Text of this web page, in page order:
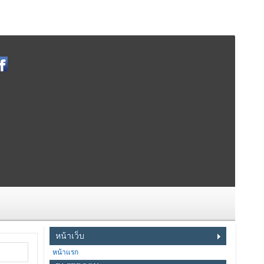
หน้าเว็บ
หน้าแรก